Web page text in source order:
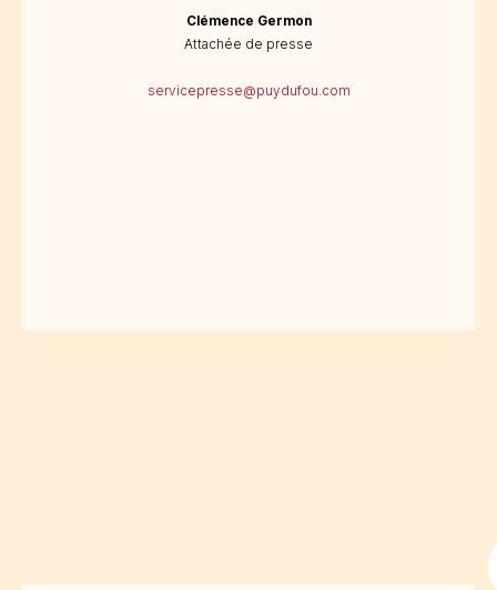
Clémence Germon
Attachée de presse
servicepresse@puydufou.com